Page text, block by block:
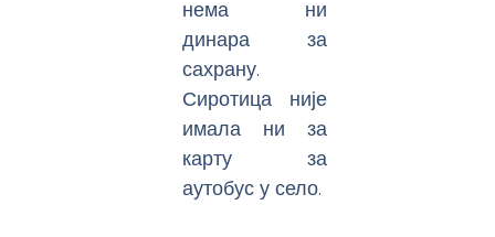
нема ни
динара за
сахрану.
Сиротица није
имала ни за
карту за
аутобус у село.